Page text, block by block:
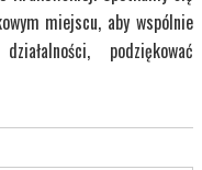
miejscu, aby wspólnie
podziękować